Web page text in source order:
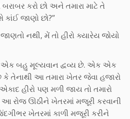
કરો છો અને તમારા માટે તે
કાંઈ જાણો છો?”
જાણતો નથી, મેં તો હીરો ક્યારેય જોયો
એક બહુ મૂલ્યવાન દ્વવ્ય છે. એક એક
કે તેનાથી આ તમારા ખેતર જેવા હજારો
હીરો પણ મળી જાય તો તમારો
આ રોજ ઊઠીને ખેતરમાં મજૂરી કરવાની
ખેતરમાં કાળી મજૂરી કરીને